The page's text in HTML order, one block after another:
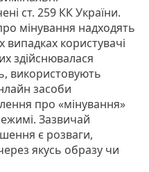
ст. 259 КК України.
мінування надходять
користувачі
здійснювалася
використовують
засоби
про «мінування»
Зазвичай
є розваги,
якусь образу чи